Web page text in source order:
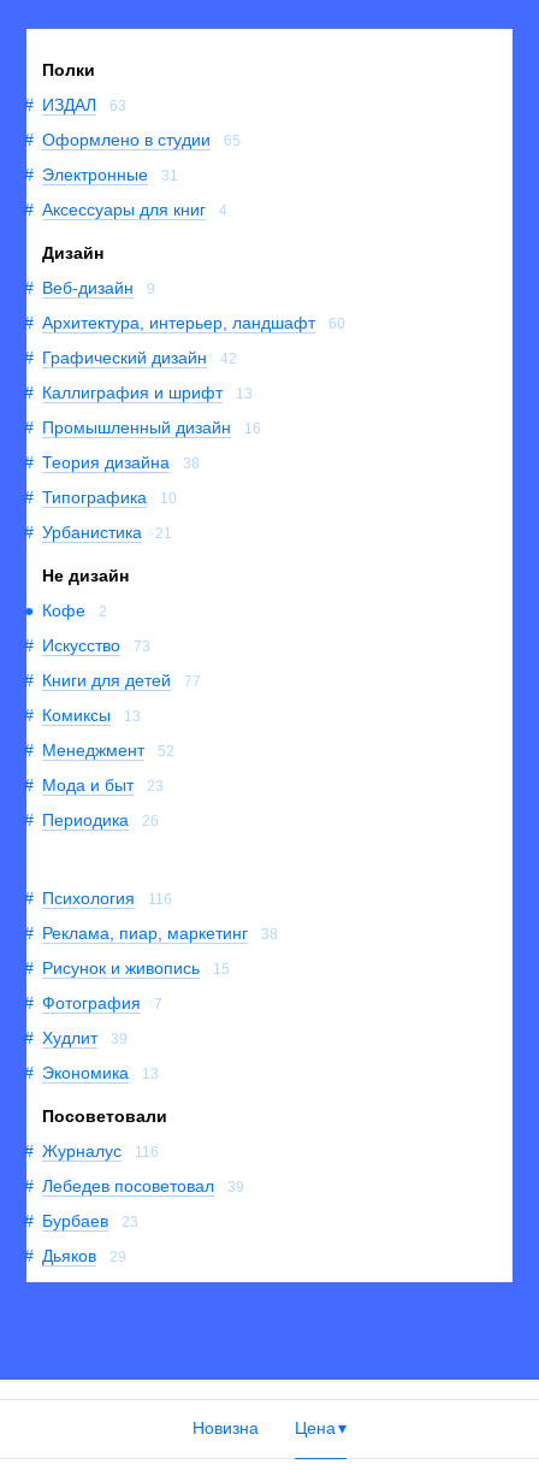
Полки
ИЗДАЛ
63
Оформлено в студии 65
Электронные 31
Аксессуары для книг 4
Дизайн
Веб-дизайн
9
Архитектура, интерьер, ландшафт 60
Графический дизайн 42
Каллиграфия и шрифт 13
Промышленный дизайн 16
Теория дизайна 38
Типографика 10
Урбанистика 21
Не дизайн
Кофе
2
Искусство 73
Книги для детей 77
Комиксы 13
Менеджмент 52
Мода и быт 23
Периодика 26
Психология 116
Реклама, пиар, маркетинг 38
Рисунок и живопись 15
Фотография 7
Худлит 39
Экономика 13
Посоветовали
Журналус
116
Лебедев посоветовал 39
Бурбаев 23
Дьяков 29
Новизна Цена